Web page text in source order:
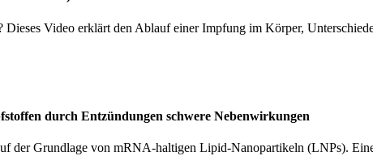
Video erklärt den Ablauf einer Impfung im Körper,
durch Entzündungen schwere Nebenwirkungen
der Grundlage von mRNA-haltigen Lipid-Nanopartikeln (LNPs).